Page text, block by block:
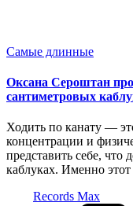
Опубликовано
Самые длинные
Оксана Сероштан
сантиметровых
Ходить по канату —
концентрации и
представить себе, что
каблуках. Именно
Records Max